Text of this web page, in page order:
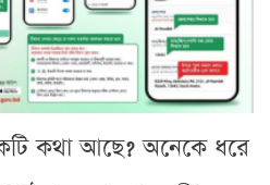
কথা আছে? অনেকে ধরে